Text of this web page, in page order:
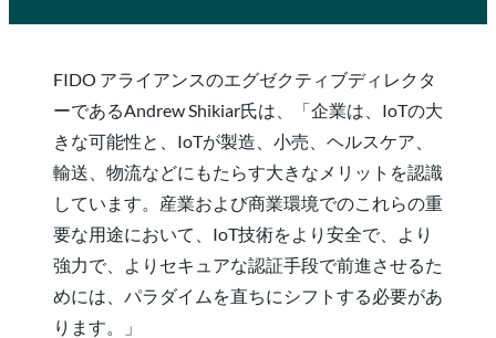
FIDO アライアンスのエグゼクティブディレクタ
ーであるAndrew Shikiar氏は、「企業は、IoTの大
きな可能性と、IoTが製造、小売、ヘルスケア、
輸送、物流などにもたらす大きなメリットを認識
しています。産業および商業環境でのこれらの重
要な用途において、IoT技術をより安全で、より
強力で、よりセキュアな認証手段で前進させるた
めには、パラダイムを直ちにシフトする必要があ
ります。」